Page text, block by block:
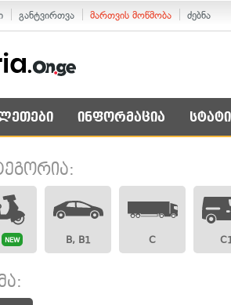
განტვირთვა მართვის მოწმობა ძებნა
ინფორმაცია
NEW B, B1 C